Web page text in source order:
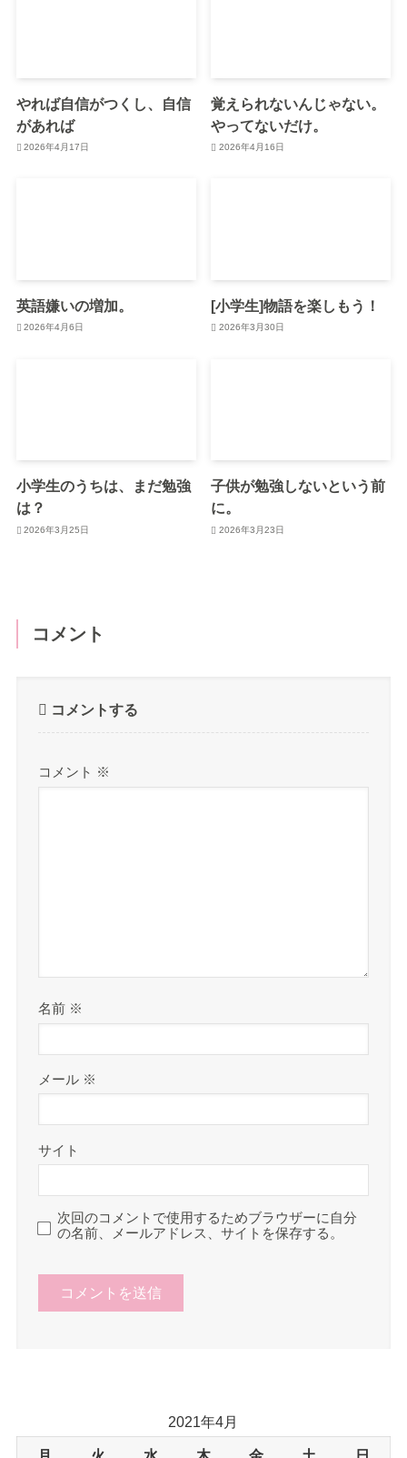
やれば自信がつくし、自信
があれば
2026年4月17日
覚えられないんじゃない。
やってないだけ。
2026年4月16日
英語嫌いの増加。
2026年4月6日
[小学生]物語を楽しもう！
2026年3月30日
小学生のうちは、まだ勉強
は？
2026年3月25日
子供が勉強しないという前
に。
2026年3月23日
コメント
コメントする
コメント ※
名前 ※
メール ※
サイト
次回のコメントで使用するためブラウザーに自分
の名前、メールアドレス、サイトを保存する。
2021年4月